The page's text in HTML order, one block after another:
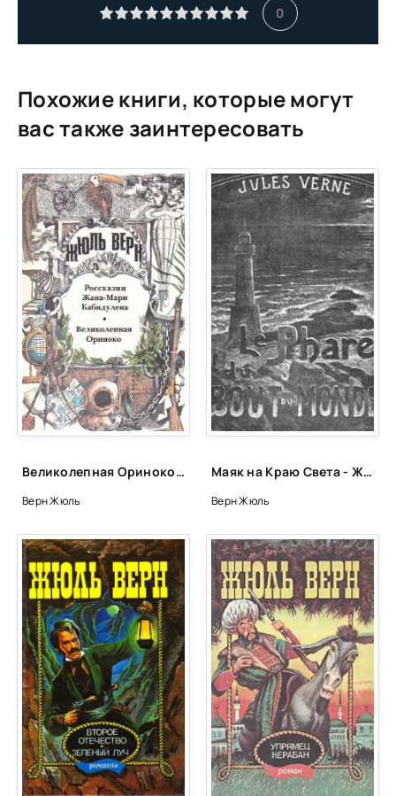
0
Похожие книги, которые могут
вас также заинтересовать
Великолепная Ориноко - Жюль Верн
Верн Жюль
Маяк на Краю Света - Жюль Верн, Мишель Верн
Верн Жюль